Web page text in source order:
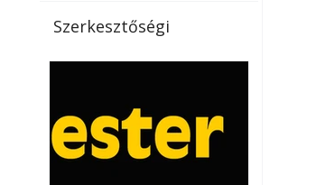
jelentőséget kapott, ahogy a
nyári hőhullámok gyakoribbá és
a megoldást a meleg ellen, ma
már egyre többen keresnek
olyan kültéri hűtési
Szerkesztőségi